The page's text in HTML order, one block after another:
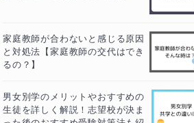
家庭教師が合わないと感じる原因
と対処法【家庭教師の交代はでき
るの？】
男女別学のメリットやおすすめの
生徒を詳しく解説！志望校が決ま